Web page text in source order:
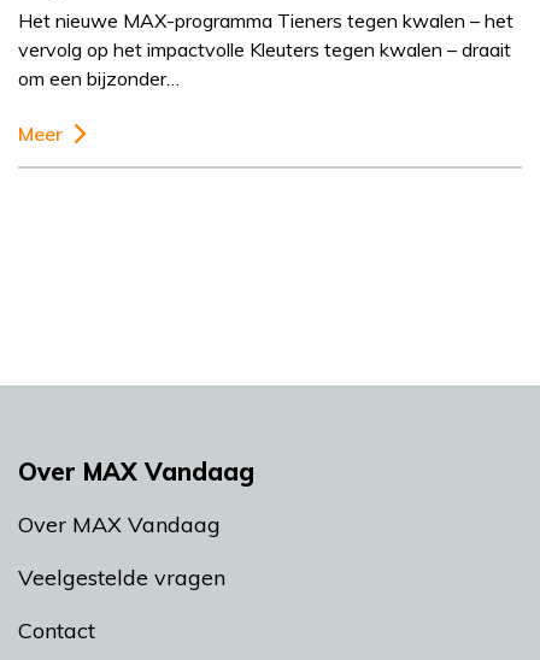
Het nieuwe MAX-programma Tieners tegen kwalen – het
vervolg op het impactvolle Kleuters tegen kwalen – draait
om een bijzonder…
Meer
Over MAX Vandaag
Over MAX Vandaag
Veelgestelde vragen
Contact